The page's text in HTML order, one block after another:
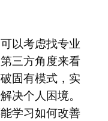
以考虑找专业
三方角度来看
固有模式，实
决个人困境。
学习如何改善